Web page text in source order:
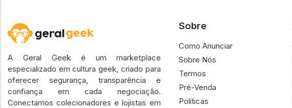
A Geral Geek é um marketplace
especializado em cultura geek, criado para
oferecer segurança, transparência e
confiança em cada negociação.
Conectamos colecionadores e lojistas em
Sobre
Como Anunciar
Sobre Nós
Termos
Pré-Venda
Políticas